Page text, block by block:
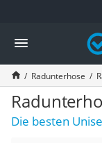
Die beliebtesten
Mode
Boxershorts
Cellulite-Leggings
Herrensocken
Polarisierte
Hausschuhe Herren
Radunterhose
Die besten